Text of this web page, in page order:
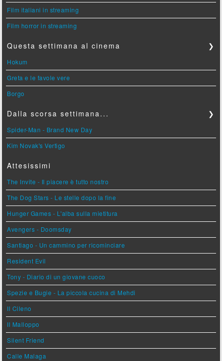
Film italiani in streaming
Film horror in streaming
Questa settimana al cinema ❯
Hokum
Greta e le favole vere
Borgo
Dalla scorsa settimana... ❯
Spider-Man - Brand New Day
Kim Novak's Vertigo
Attesissimi
The Invite - Il piacere è tutto nostro
The Dog Stars - Le stelle dopo la fine
Hunger Games - L'alba sulla mietitura
Avengers - Doomsday
Santiago - Un cammino per ricominciare
Resident Evil
Tony - Diario di un giovane cuoco
Spezie e Bugie - La piccola cucina di Mehdi
Il Cileno
Il Malloppo
Silent Friend
Calle Malaga